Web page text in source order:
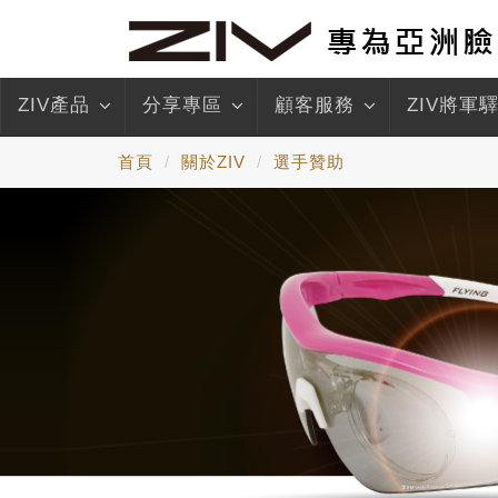
ZIV產品 分享專區 顧客服務 ZIV將軍
首頁 關於ZIV 選手贊助